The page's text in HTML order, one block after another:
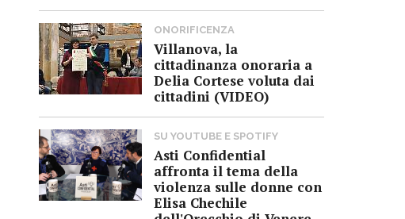
ONORIFICENZA
Villanova, la
cittadinanza onoraria a
Delia Cortese voluta dai
cittadini (VIDEO)
SU YOUTUBE E SPOTIFY
Asti Confidential
affronta il tema della
violenza sulle donne con
Elisa Chechile